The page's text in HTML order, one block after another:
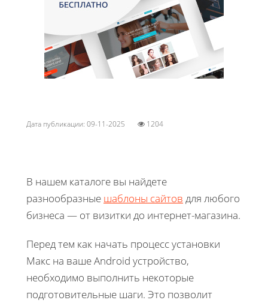
Дата публикации: 09-11-2025 1204
В нашем каталоге вы найдете
разнообразные шаблоны сайтов для любого
бизнеса — от визитки до интернет-магазина.
Перед тем как начать процесс установки
Макс на ваше Android устройство,
необходимо выполнить некоторые
подготовительные шаги. Это позволит